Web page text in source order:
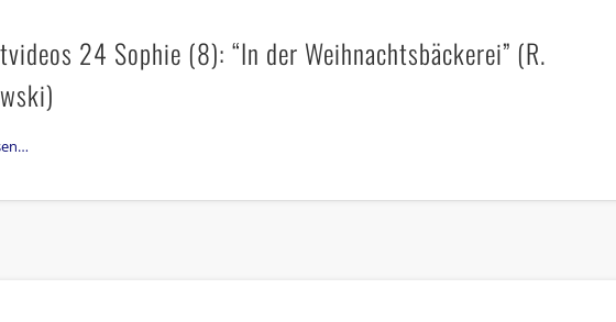
24 Sophie (8): “In der Weihnachtsbäckerei” (R.